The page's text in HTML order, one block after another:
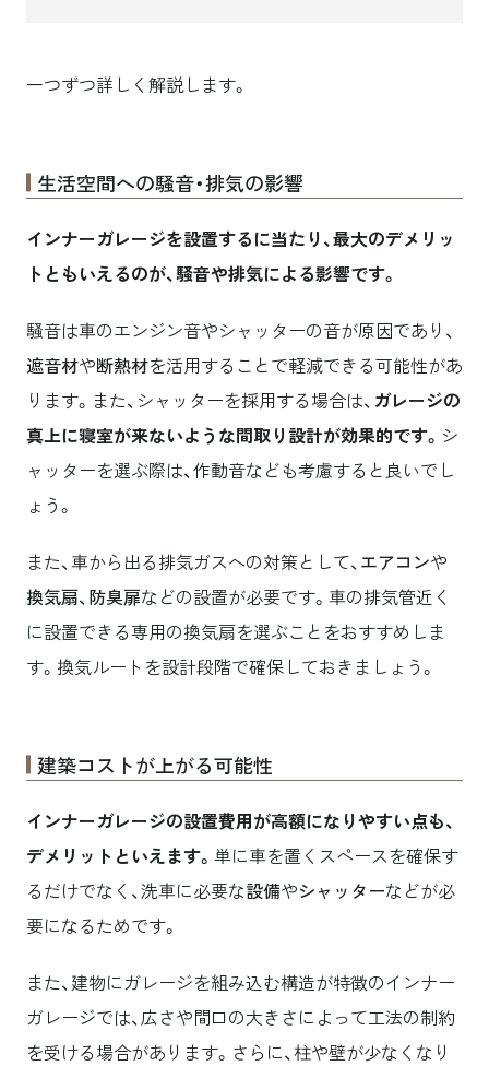
一つずつ詳しく解説します。
生活空間への騒音・排気の影響
インナーガレージを設置するに当たり、最大のデメリッ
トともいえるのが、騒音や排気による影響です。
騒音は車のエンジン音やシャッターの音が原因であり、
遮音材や断熱材を活用することで軽減できる可能性があ
ります。また、シャッターを採用する場合は、 ガレージの
真上に寝室が来ないような間取り設計が効果的です。 シ
ャッターを選ぶ際は、作動音なども考慮すると良いでし
ょう。
また、車から出る排気ガスへの対策として、エアコンや
換気扇、防臭扉などの設置が必要です。車の排気管近く
に設置できる専用の換気扇を選ぶことをおすすめしま
す。換気ルートを設計段階で確保しておきましょう。
建築コストが上がる可能性
インナーガレージの設置費用が高額になりやすい点も、
デメリットといえます。 単に車を置くスペースを確保す
るだけでなく、洗車に必要な設備やシャッターなどが必
要になるためです。
また、建物にガレージを組み込む構造が特徴のインナー
ガレージでは、広さや間口の大きさによって工法の制約
を受ける場合があります。さらに、柱や壁が少なくなり